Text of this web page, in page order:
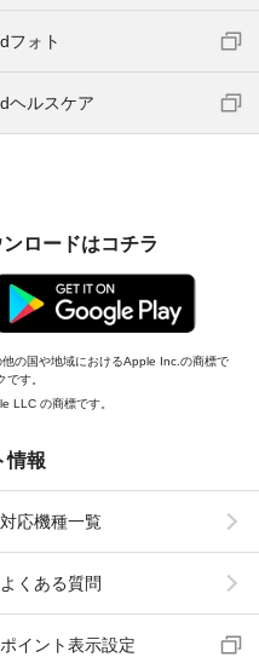
dフォト
dヘルスケア
ロードはコチラ
の国や地域におけるApple Inc.の商標で
す。
LLC の商標です。
情報
対応機種一覧
よくある質問
ポイント表示設定